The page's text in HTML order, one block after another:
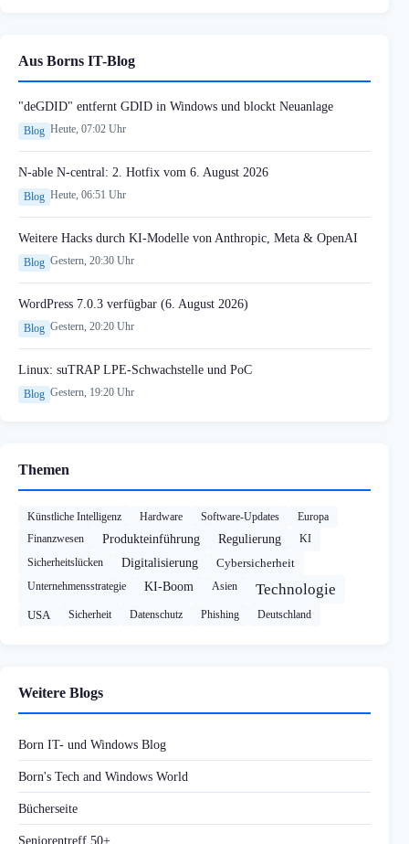
Aus Borns IT-Blog
"deGDID" entfernt GDID in Windows und blockt Neuanlage
Blog Heute, 07:02 Uhr
N-able N-central: 2. Hotfix vom 6. August 2026
Blog Heute, 06:51 Uhr
Weitere Hacks durch KI-Modelle von Anthropic, Meta & OpenAI
Blog Gestern, 20:30 Uhr
WordPress 7.0.3 verfügbar (6. August 2026)
Blog Gestern, 20:20 Uhr
Linux: suTRAP LPE-Schwachstelle und PoC
Blog Gestern, 19:20 Uhr
Themen
Künstliche Intelligenz Hardware Software-Updates
Europa
Finanzwesen
Produkteinführung Regulierung
KI
Sicherheitslücken
Digitalisierung Cybersicherheit
Unternehmensstrategie KI-Boom Asien Technologie
USA Sicherheit Datenschutz Phishing Deutschland
Weitere Blogs
Born IT- und Windows Blog
Born's Tech and Windows World
Bücherseite
Seniorentreff 50+